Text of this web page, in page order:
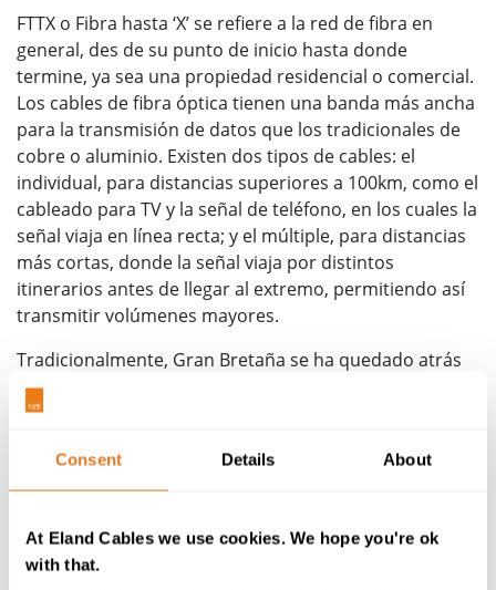
Consent Details About
At Eland Cables we use cookies. We hope you're ok
with that.
FTTX o Fibra hasta ‘X’ se refiere a la red de fibra en
general, des de su punto de inicio hasta donde
termine, ya sea una propiedad residencial o comercial.
Los cables de fibra óptica tienen una banda más ancha
para la transmisión de datos que los tradicionales de
cobre o aluminio. Existen dos tipos de cables: el
individual, para distancias superiores a 100km, como el
cableado para TV y la señal de teléfono, en los cuales la
señal viaja en línea recta; y el múltiple, para distancias
más cortas, donde la señal viaja por distintos
itinerarios antes de llegar al extremo, permitiendo así
transmitir volúmenes mayores.
Tradicionalmente, Gran Bretaña se ha quedado atrás
en cuanto a la extensión de la fibra óptica debido a la
red de cobre heredada de British Telecom. Hasta
de fibra y aun menos ganas de asumir los costes que
conlleva. Aun así, parece que se ha llegado al punto en
extra: la gente quiere poder descargarse una película,
ver la TV HD en streaming y usar múltiples dispositivos